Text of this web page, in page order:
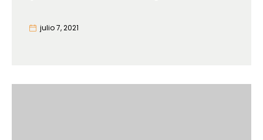
julio 7, 2021